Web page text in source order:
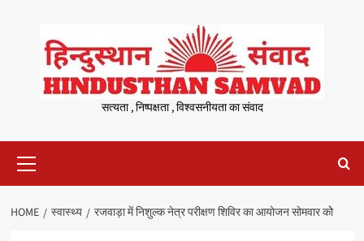
content
सत्यता , निष्पक्षता , विश्वसनीयता का संवाद
Menu
HOME स्वास्थ्य रजवाड़ा में निशुल्क नेत्र परीक्षण शिविर का आयोजन सोमवार कोे